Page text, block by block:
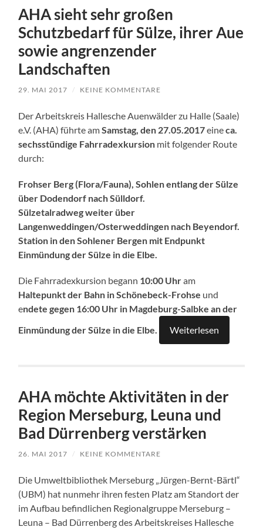
AHA sieht sehr großen
Schutzbedarf für Sülze, ihrer Aue
sowie angrenzender
Landschaften
29. MAI 2017 / KEINE KOMMENTARE
Der Arbeitskreis Hallesche Auenwälder zu Halle (Saale)
e.V. (AHA) führte amSamstag, den 27.05.2017eineca.
sechsstündige Fahrradexkursion mit folgender Route
durch:
Frohser Berg (Flora/Fauna), Sohlen entlang der Sülze
über Dodendorf nach Sülldorf.
Sülzetalradweg weiter über
Langenweddingen/Osterweddingen nach Beyendorf.
Station in den Sohlener Bergen mit Endpunkt
Einmündung der Sülze in die Elbe.
Die Fahrradexkursion begann 10:00 Uhram
Haltepunkt der Bahn in Schönebeck-Frohse und
endete gegen 16:00 Uhr in Magdeburg-Salbke an der
Einmündung der Sülze in die Elbe.
Weiterlesen
AHA möchte Aktivitäten in der
Region Merseburg, Leuna und
Bad Dürrenberg verstärken
26. MAI 2017 / KEINE KOMMENTARE
Die Umweltbibliothek Merseburg „Jürgen-Bernt-Bärtl“
(UBM) hat nunmehr ihren festen Platz am Standort der
im Aufbau befindlichen Regionalgruppe Merseburg –
Leuna – Bad Dürrenberg des Arbeitskreises Hallesche